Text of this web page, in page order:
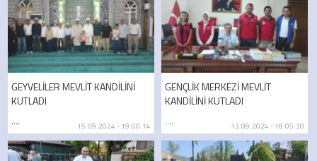
GEYVELİLER MEVLİT KANDİLİNİ
KUTLADI
....
15.09.2024 - 19:00:14
GENÇLİK MERKEZİ MEVLİT
KANDİLİNİ KUTLADI
....
13.09.2024 - 18:05:30